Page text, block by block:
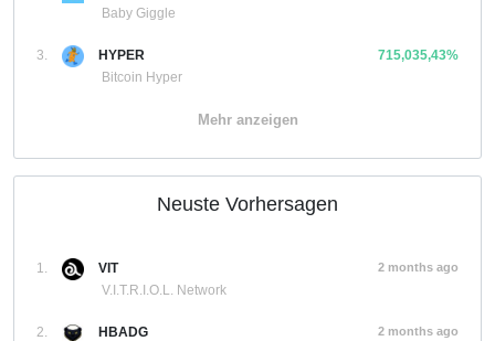
Baby Giggle
3.
HYPER
Bitcoin Hyper
715,035,43%
Mehr anzeigen
Neuste Vorhersagen
1.
VIT
V.I.T.R.I.O.L. Network
2 months ago
2.
HBADG
2 months ago